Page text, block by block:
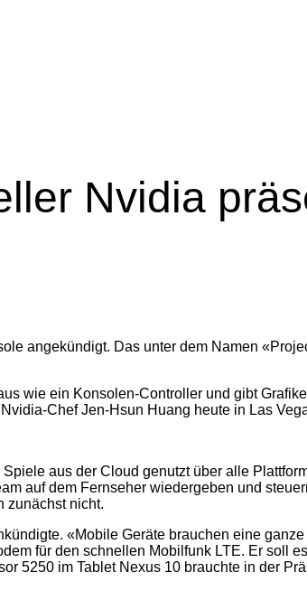
Nvidia
angekündigt. Das unter dem Namen
wie ein Konsolen-Controller und gibt
Chef Jen-Hsun Huang heute in Las
aus der Cloud genutzt über alle
auf dem Fernseher wiedergeben und
zunächst nicht.
«Mobile Geräte brauchen eine
für den schnellen Mobilfunk LTE. Er soll
5250 im Tablet Nexus 10 brauchte in der